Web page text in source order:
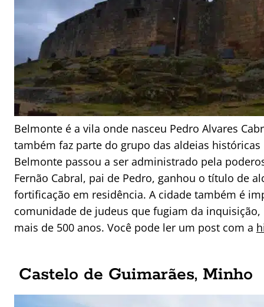
Belmonte é a vila onde nasceu Pedro Alvares
também faz parte do grupo das aldeias
Belmonte passou a ser administrado pela
Fernão Cabral, pai de Pedro, ganhou o título de
fortificação em residência. A cidade também é
comunidade de judeus que fugiam da
mais de 500 anos. Você pode ler um post com a
Castelo de Guimarães, Minho